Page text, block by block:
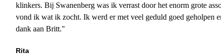
klinkers. Bij Swanenberg was ik verrast door het enorm grote
vond ik wat ik zocht. Ik werd er met veel geduld goed geholpen
dank aan Britt."
Rita